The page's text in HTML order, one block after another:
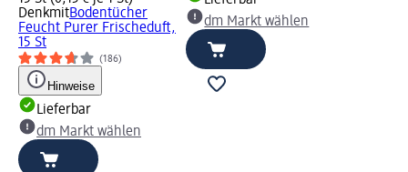
DenkmitBodentücher
Feucht Purer Frischeduft,
15 St
(186)
Hinweise
Lieferbar
dm Markt wählen
dm Markt wählen